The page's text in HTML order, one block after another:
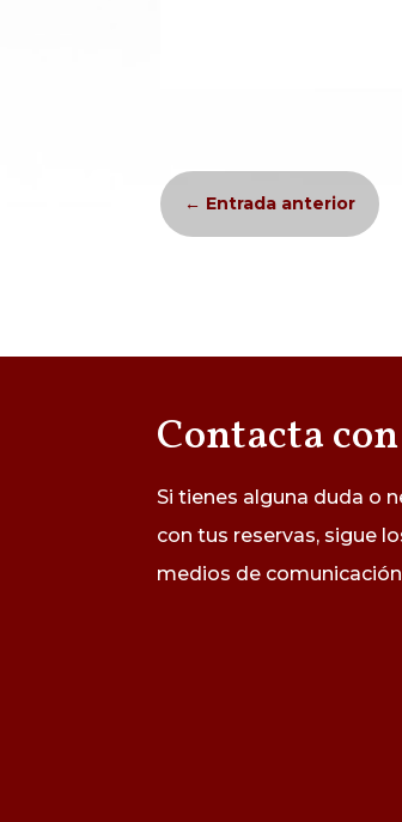
← Entrada anterior
Contacta
Si tienes alguna duda o
con tus reservas, sigue
medios de comunicación